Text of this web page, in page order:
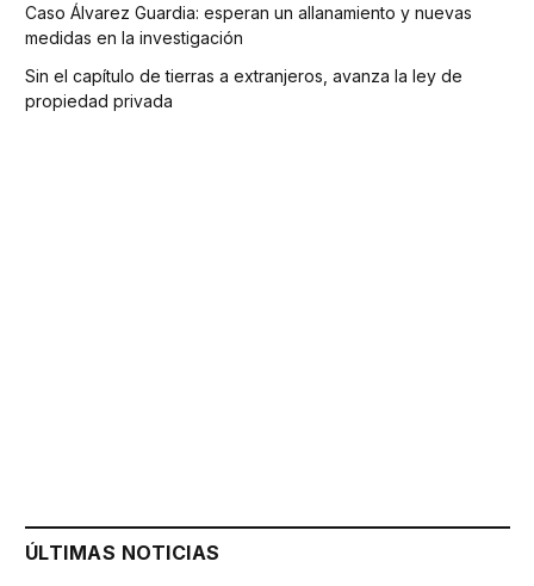
Caso Álvarez Guardia: esperan un allanamiento y nuevas
medidas en la investigación
Sin el capítulo de tierras a extranjeros, avanza la ley de
propiedad privada
ÚLTIMAS NOTICIAS